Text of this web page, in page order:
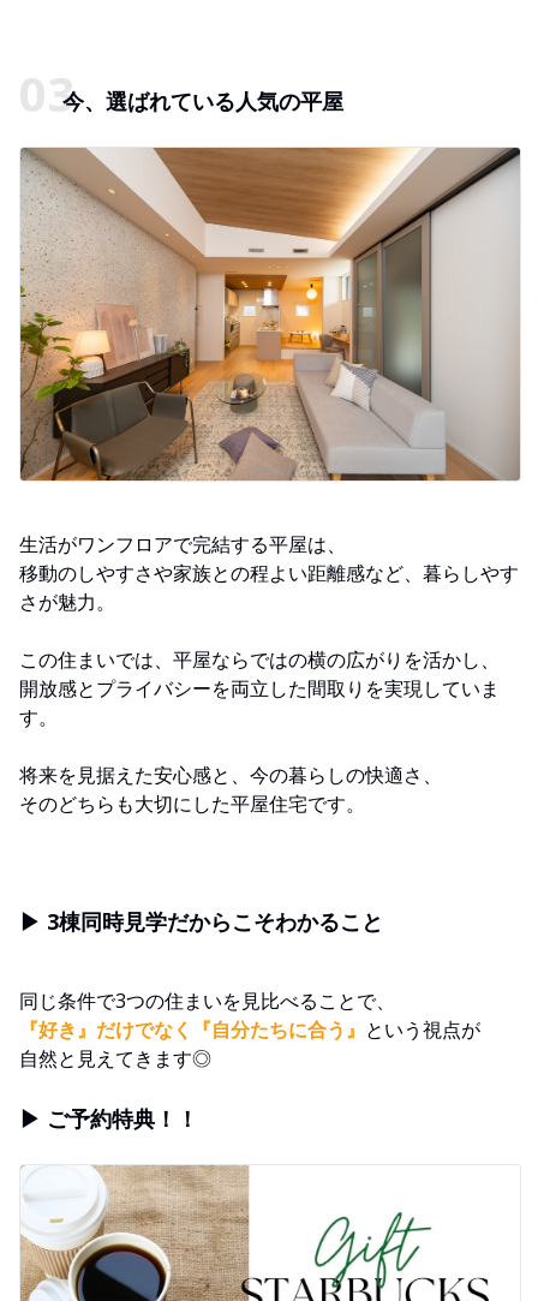
今、選ばれている人気の平屋
生活がワンフロアで完結する平屋は、
移動のしやすさや家族との程よい距離感など、暮らしやす
さが魅力。
この住まいでは、平屋ならではの横の広がりを活かし、
開放感とプライバシーを両立した間取りを実現していま
す。
将来を見据えた安心感と、今の暮らしの快適さ、
そのどちらも大切にした平屋住宅です。
▶ 3棟同時見学だからこそわかること
同じ条件で3つの住まいを見比べることで、
『好き』だけでなく『自分たちに合う』 という視点が
自然と見えてきます◎
▶ ご予約特典！！